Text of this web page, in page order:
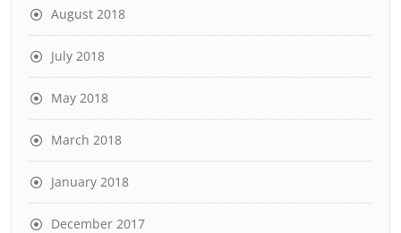
August 2018
July 2018
May 2018
March 2018
January 2018
December 2017